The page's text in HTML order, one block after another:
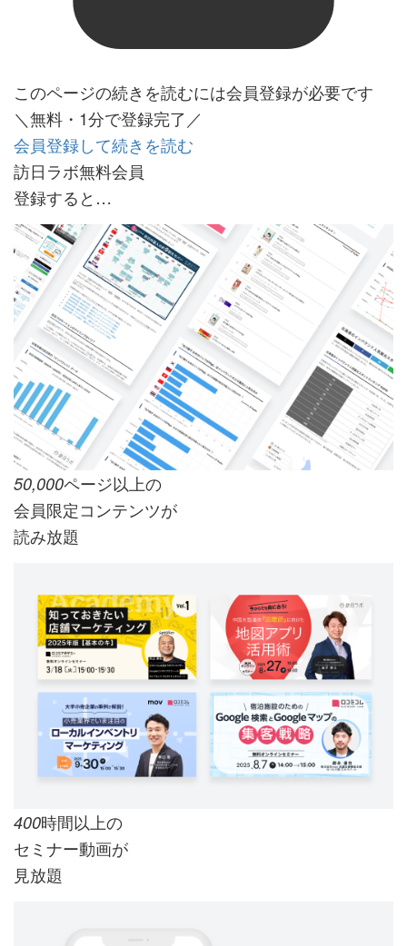
このページの続きを読むには会員登録が必要です
＼無料・1分で登録完了／
会員登録して続きを読む
訪日ラボ無料会員
登録すると…
50,000ページ以上の
会員限定コンテンツが
読み放題
400時間以上の
セミナー動画が
見放題